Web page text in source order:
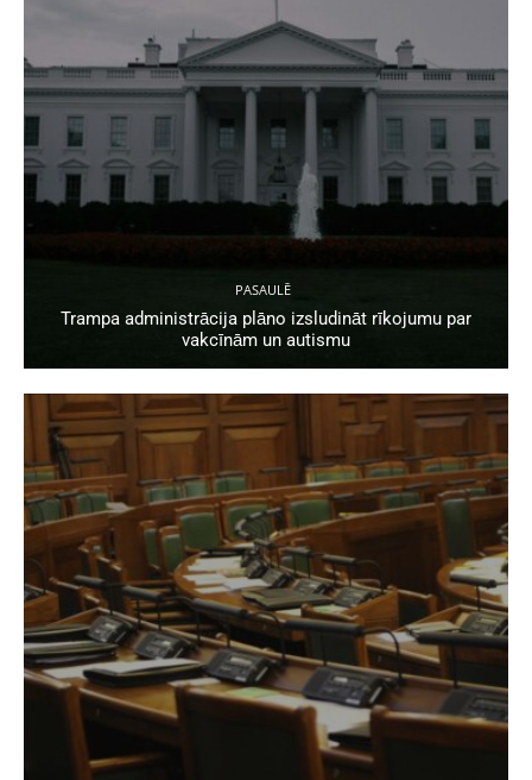
PASAULĒ
Trampa administrācija plāno izsludināt rīkojumu par
vakcīnām un autismu